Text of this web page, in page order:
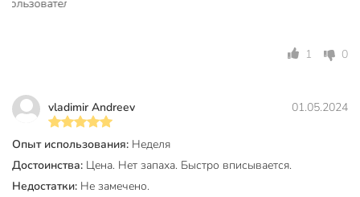
для наружных
Способ нанесения
Степень скрытия фактуры
1 0
vladimir Andreev 01.05.2024
Опыт использования: Неделя
Достоинства: Цена. Нет запаха. Быстро вписывается.
Недостатки: Не замечено.